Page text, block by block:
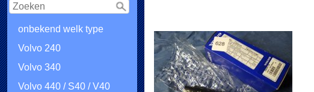
onbekend welk type
Volvo 240
Volvo 340
Volvo 440 / S40 / V40